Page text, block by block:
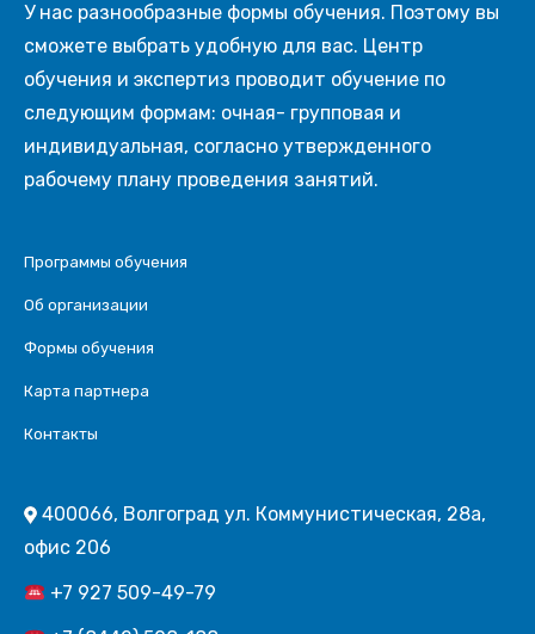
У нас разнообразные формы обучения. Поэтому вы
сможете выбрать удобную для вас. Центр
обучения и экспертиз проводит обучение по
следующим формам: очная- групповая и
индивидуальная, согласно утвержденного
рабочему плану проведения занятий.
Программы обучения
Об организации
Формы обучения
Карта партнера
Контакты
400066, Волгоград ул. Коммунистическая, 28а,
офис 206
+7 927 509-49-79